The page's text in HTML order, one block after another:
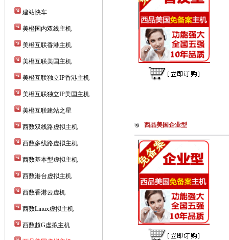
建站快车
美橙国内双线主机
美橙互联香港主机
美橙互联美国主机
美橙互联独立IP香港主机
美橙互联独立IP美国主机
美橙互联建站之星
西数双线路虚拟主机
西数多线路虚拟主机
西数基本型虚拟主机
西数港台虚拟主机
西数香港云虚机
西数Linux虚拟主机
西数超G虚拟主机
西品美国企业型